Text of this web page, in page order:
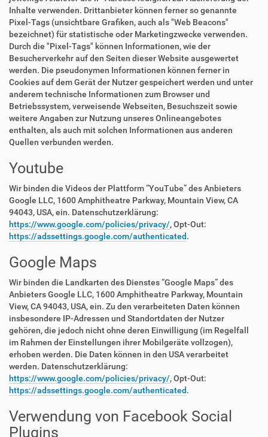
Inhalte verwenden. Drittanbieter können ferner so genannte
Pixel-Tags (unsichtbare Grafiken, auch als "Web Beacons"
bezeichnet) für statistische oder Marketingzwecke verwenden.
Durch die "Pixel-Tags" können Informationen, wie der
Besucherverkehr auf den Seiten dieser Website ausgewertet
werden. Die pseudonymen Informationen können ferner in
Cookies auf dem Gerät der Nutzer gespeichert werden und unter
anderem technische Informationen zum Browser und
Betriebssystem, verweisende Webseiten, Besuchszeit sowie
weitere Angaben zur Nutzung unseres Onlineangebotes
enthalten, als auch mit solchen Informationen aus anderen
Quellen verbunden werden.
Youtube
Wir binden die Videos der Plattform “YouTube” des Anbieters
Google LLC, 1600 Amphitheatre Parkway, Mountain View, CA
94043, USA, ein. Datenschutzerklärung:
https://www.google.com/policies/privacy/, Opt-Out:
https://adssettings.google.com/authenticated.
Google Maps
Wir binden die Landkarten des Dienstes “Google Maps” des
Anbieters Google LLC, 1600 Amphitheatre Parkway, Mountain
View, CA 94043, USA, ein. Zu den verarbeiteten Daten können
insbesondere IP-Adressen und Standortdaten der Nutzer
gehören, die jedoch nicht ohne deren Einwilligung (im Regelfall
im Rahmen der Einstellungen ihrer Mobilgeräte vollzogen),
erhoben werden. Die Daten können in den USA verarbeitet
werden. Datenschutzerklärung:
https://www.google.com/policies/privacy/, Opt-Out:
https://adssettings.google.com/authenticated.
Verwendung von Facebook Social
Plugins